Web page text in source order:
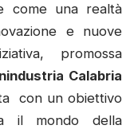
come una realtà
e nuove
promossa
Calabria
con un obiettivo
il mondo della